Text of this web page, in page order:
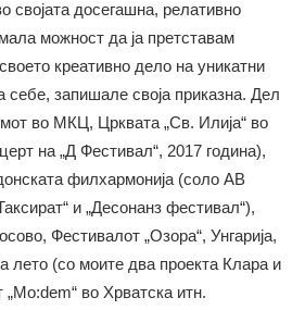
својата досегашна, релативно
можност да ја претставам
креативно дело на уникатни
себе, запишале своја приказна. Дел
во МКЦ, Црквата „Св. Илија“ во
на „Д Фестивал“, 2017 година),
филхармонија (соло АВ
и „Десонанз фестивал“),
Фестивалот „Озора“, Унгарија,
лето (со моите два проекта Клара и
во Хрватска итн.